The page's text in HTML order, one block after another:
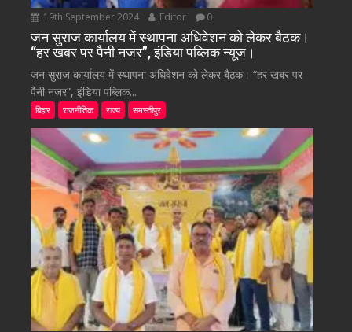
19th September 2024 Editor 0
जन सुराज कार्यालय में स्थापना अधिवेशन को लेकर बैठक।
“हर खबर पर पैनी नजर”, इंडिया पब्लिक न्यूज।
जन सुराज कार्यालय में स्थापना अधिवेशन को लेकर बैठक। “हर खबर पर
पैनी नजर”, इंडिया पब्लिक...
बिहार राजनीतिक राज्य समस्तीपुर